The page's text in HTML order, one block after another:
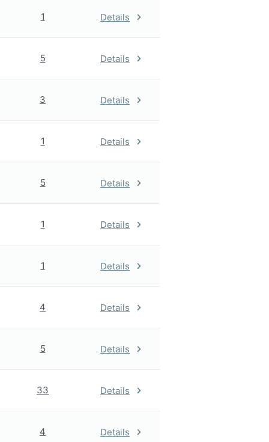
1 Details
5 Details
3 Details
1 Details
5 Details
1 Details
1 Details
4 Details
5 Details
33 Details
4 Details